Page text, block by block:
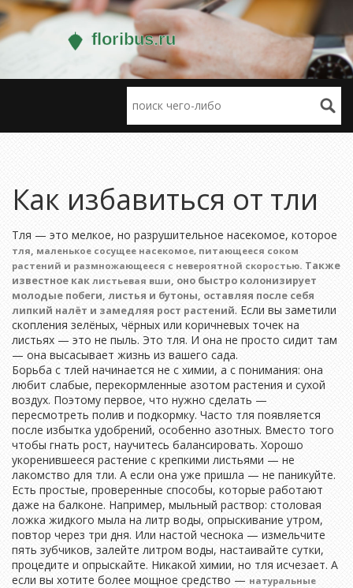
Как избавиться от тли
Тля — это мелкое, но разрушительное насекомое, которое
тля, маленькое сосущее насекомое, питающееся соком
растений и размножающееся с невероятной скоростью. Также
известное как листьевая вши, оно быстро колонизирует
молодые побеги, листья и бутоны, оставляя после себя
липкий налёт и замедляя рост растений. Если вы заметили
скопления зелёных, чёрных или коричневых точек на
листьях — это не пыль. Это тля. И она не просто сидит там
— она высасывает жизнь из вашего сада.
Борьба с тлей начинается не с химии, а с понимания: она
любит слабые, перекормленные азотом растения и сухой
воздух. Поэтому первое, что нужно сделать —
пересмотреть полив и подкормку. Часто тля появляется
после избытка удобрений, особенно азотных. Вместо того
чтобы гнать рост, научитесь балансировать. Хорошо
укоренившееся растение с крепкими листьями — не
лакомство для тли. А если она уже пришла — не паникуйте.
Есть простые, проверенные способы, которые работают
даже на балконе. Например, мыльный раствор: столовая
ложка жидкого мыла на литр воды, опрыскивание утром,
повтор через три дня. Или настой чеснока — измельчите
пять зубчиков, залейте литром воды, настаивайте сутки,
процедите и опрыскайте. Никакой химии, но тля исчезает. А
если вы хотите более мощное средство — натуральные